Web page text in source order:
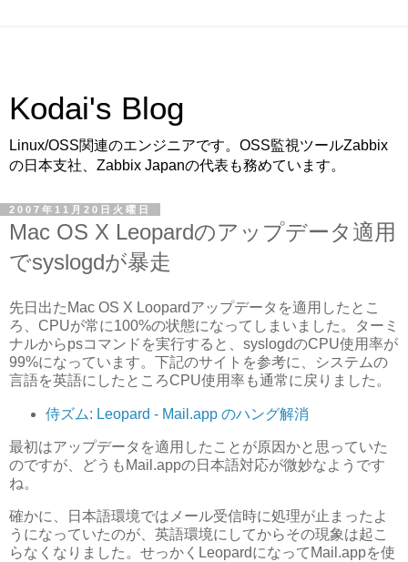
Kodai's Blog
Linux/OSS関連のエンジニアです。OSS監視ツールZabbix
の日本支社、Zabbix Japanの代表も務めています。
2007年11月20日火曜日
Mac OS X Leopardのアップデータ適用
でsyslogdが暴走
先日出たMac OS X Loopardアップデータを適用したとこ
ろ、CPUが常に100%の状態になってしまいました。ターミ
ナルからpsコマンドを実行すると、syslogdのCPU使用率が
99%になっています。下記のサイトを参考に、システムの
言語を英語にしたところCPU使用率も通常に戻りました。
侍ズム: Leopard - Mail.app のハング解消
最初はアップデータを適用したことが原因かと思っていた
のですが、どうもMail.appの日本語対応が微妙なようです
ね。
確かに、日本語環境ではメール受信時に処理が止まったよ
うになっていたのが、英語環境にしてからその現象は起こ
らなくなりました。せっかくLeopardになってMail.appを使